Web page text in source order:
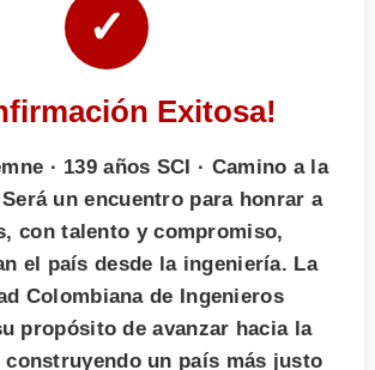
✓
Exitosa!
· 139 años SCI · Camino a la
un encuentro para honrar a
con talento y compromiso,
el país desde la ingeniería. La
Colombiana de Ingenieros
propósito de avanzar hacia la
construyendo un país más justo